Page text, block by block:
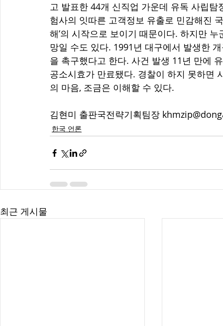
고 발표한 44개 신직업 가운데 유독 사립
험사의 잇따른 고객정보 유출로 민감해진
해’의 시작으로 보이기 때문이다. 하지만
망일 수도 있다. 1991년 대구에서 발생한
을 촉구했다고 한다. 사건 발생 11년 만에
공소시효가 만료됐다. 경찰이 하지 못하면
의 마음, 조금은 이해할 수 있다.
김현미 출판국전략기획팀장
한국 언론
최근 게시물